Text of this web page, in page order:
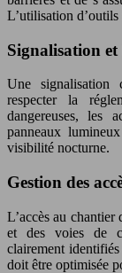
L’utilisation d’outils
Signalisation et
Une signalisation
respecter la
dangereuses, les
panneaux
visibilité nocturne.
Gestion des
L’accès au chantier
et des voies de
clairement
doit être optimisée